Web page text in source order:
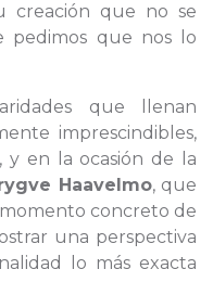
creación que no se
pedimos que nos lo
que llenan
imprescindibles,
y en la ocasión de la
Haavelmo, que
concreto de
una perspectiva
lo más exacta